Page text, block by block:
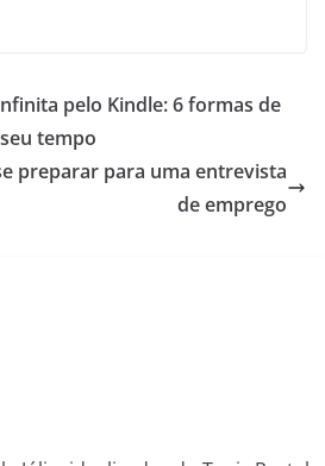
pelo Kindle: 6 formas de
tempo
preparar para uma entrevista
de emprego